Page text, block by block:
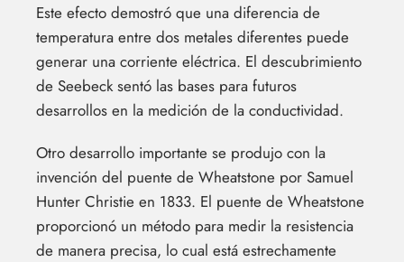
Este efecto demostró que una diferencia de
temperatura entre dos metales diferentes puede
generar una corriente eléctrica. El descubrimiento
de Seebeck sentó las bases para futuros
desarrollos en la medición de la conductividad.
Otro desarrollo importante se produjo con la
invención del puente de Wheatstone por Samuel
Hunter Christie en 1833. El puente de Wheatstone
proporcionó un método para medir la resistencia
de manera precisa, lo cual está estrechamente